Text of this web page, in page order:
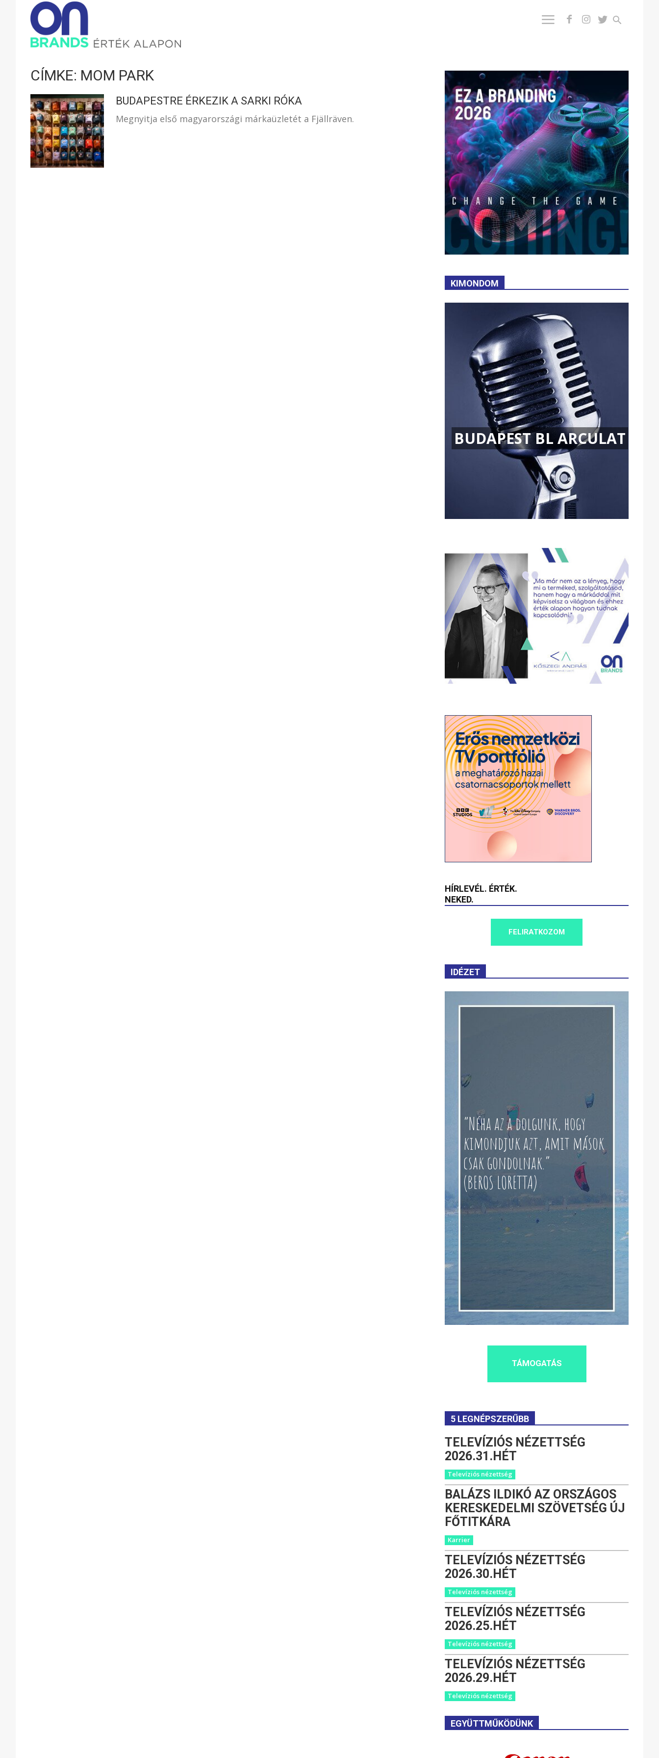
ÉRTÉK
CÍMKE: MOM PARK
BUDAPESTRE ÉRKEZIK A SARKI RÓKA
Megnyitja első magyarországi márkaüzletét a Fjällräven.
KIMONDOM
BUDAPEST BL ARCULAT
HÍRLEVÉL. ÉRTÉK.
NEKED.
FELIRATKOZOM
IDÉZET
“Néha az a dolgunk, hogy
kimondjuk azt, amit mások
csak gondolnak.”
(BEROS LORETTA)
TÁMOGATÁS
5 LEGNÉPSZERŰBB
TELEVÍZIÓS NÉZETTSÉG
2026.31.HÉT
Televíziós nézettség
BALÁZS ILDIKÓ AZ ORSZÁGOS
KERESKEDELMI SZÖVETSÉG ÚJ
FŐTITKÁRA
Karrier
TELEVÍZIÓS NÉZETTSÉG
2026.30.HÉT
Televíziós nézettség
TELEVÍZIÓS NÉZETTSÉG
2026.25.HÉT
Televíziós nézettség
TELEVÍZIÓS NÉZETTSÉG
2026.29.HÉT
Televíziós nézettség
EGYÜTTMŰKÖDÜNK